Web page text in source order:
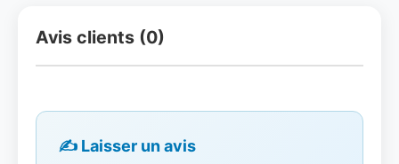
Avis clients (0)
✍️ Laisser un avis